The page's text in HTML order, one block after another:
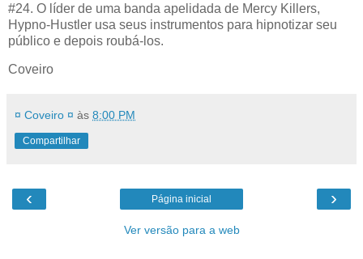
#24. O líder de uma banda apelidada de Mercy Killers,
Hypno-Hustler usa seus instrumentos para hipnotizar seu
público e depois roubá-los.
Coveiro
¤ Coveiro ¤ às 8:00 PM
Compartilhar
‹ ›
Página inicial
Ver versão para a web